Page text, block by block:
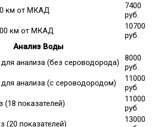
км от МКАД
7400
руб.
км от МКАД
10700
руб.
Анализ Воды
анализа (без сероводорода)
8000
руб.
анализа (с сероводородом)
11000
руб.
(18 показателей)
11000
руб.
(20 показателей)
13000